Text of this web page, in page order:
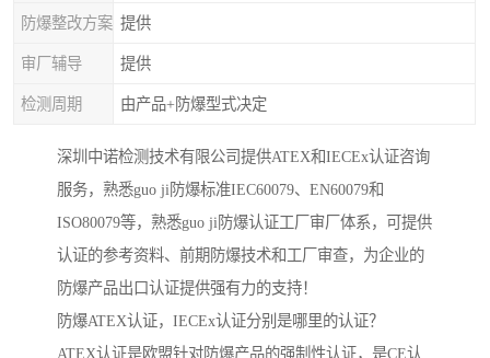
防爆整改方案 提供
审厂辅导 提供
检测周期 由产品+防爆型式决定
深圳中诺检测技术有限公司提供ATEX和IECEx认证咨询
服务，熟悉guo ji防爆标准IEC60079、EN60079和
ISO80079等，熟悉guo ji防爆认证工厂审厂体系，可提供
认证的参考资料、前期防爆技术和工厂审查，为企业的
防爆产品出口认证提供强有力的支持！
防爆ATEX认证，IECEx认证分别是哪里的认证？
ATEX认证是欧盟针对防爆产品的强制性认证，是CE认